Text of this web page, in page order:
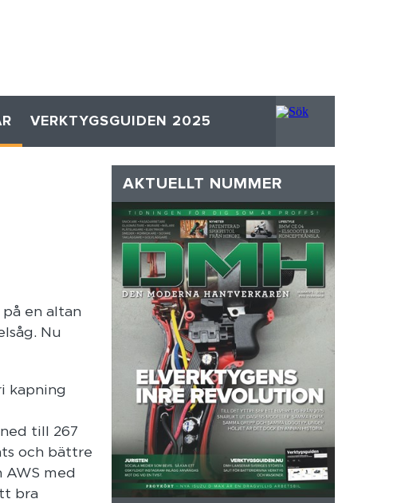
VERKTYGSGUIDEN 2025
en altan
Nu
kapning
till 267
och bättre
med
bra
AKTUELLT NUMMER